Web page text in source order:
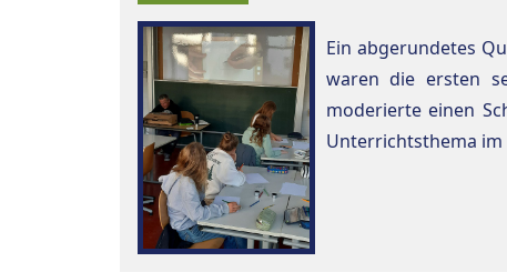
Ein abgerundetes
waren die ersten
moderierte einen
Unterrichtsthema im